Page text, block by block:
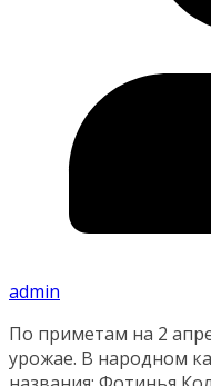
admin
По приметам на 2
урожае. В народном